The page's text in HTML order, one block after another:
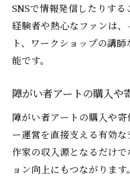
SNSで情報発信したりする
経験者や熱心なファンは
ト、ワークショップの講
能です。
障がい者アートの購入や
障がい者アートの購入や
ー運営を直接支える有効な
作家の収入源となるだけ
ョン向上にもつながりま